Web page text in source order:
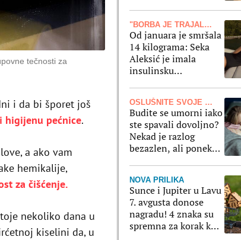
tečnosti za
i da bi šporet još
higijenu pećnice.
a ako vam
hemikalije,
za čišćenje.
nekoliko dana u
kiselini da, u
vrele dane
"BORBA JE TRAJALA MESECIMA"
Od januara je smršala
14 kilograma: Seka
Aleksić je imala
insulinsku
OSLUŠNITE SVOJE TELO
Budite se umorni iako
ste spavali dovoljno?
Nekad je razlog
bezazlen, ali ponekad
NOVA PRILIKA
Sunce i Jupiter u Lavu
7. avgusta donose
nagradu! 4 znaka su
spremna za korak koji